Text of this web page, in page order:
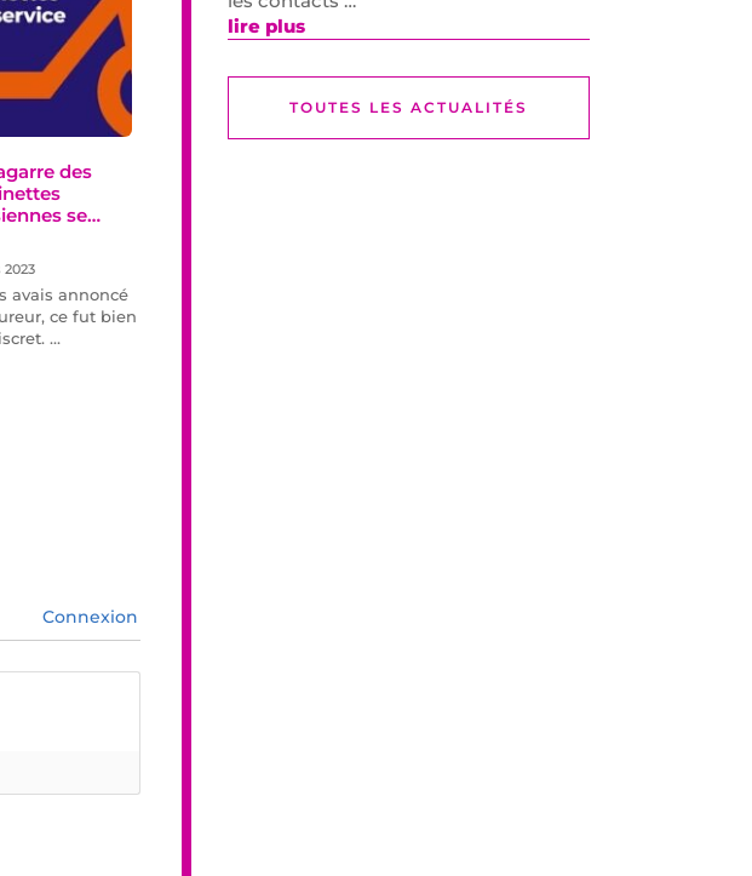
des
se…
2023
avais annoncé
ce fut bien
…
Connexion
lire plus
TOUTES LES ACTUALITÉS